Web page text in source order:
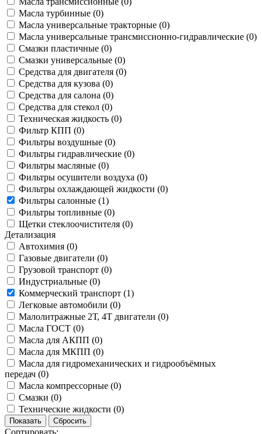
Масла турбинные (0)
Масла универсальные тракторные (0)
Масла универсальные трансмиссионно-гидравлические (0)
Смазки пластичные (0)
Смазки универсальные (0)
Средства для двигателя (0)
Средства для кузова (0)
Средства для салона (0)
Средства для стекол (0)
Техническая жидкость (0)
Фильтр КПП (0)
Фильтры воздушные (0)
Фильтры гидравлические (0)
Фильтры масляные (0)
Фильтры осушители воздуха (0)
Фильтры охлаждающей жидкости (0)
Фильтры салонные (1)
Фильтры топливные (0)
Щетки стеклоочистителя (0)
Детализация
Автохимия (0)
Газовые двигатели (0)
Грузовой транспорт (0)
Индустриальные (0)
Коммерческий транспорт (1)
Легковые автомобили (0)
Малолитражные 2Т, 4Т двигатели (0)
Масла ГОСТ (0)
Масла для АКПП (0)
Масла для МКПП (0)
Масла для гидромеханических и гидрообъёмных
передач (0)
Масла компрессорные (0)
Смазки (0)
Технические жидкости (0)